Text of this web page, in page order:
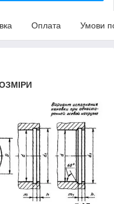
Оплата Умови